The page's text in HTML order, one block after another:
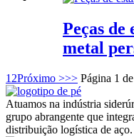
Peças de
metal
1 2Próximo >>> Página 1
Atuamos na indústria
grupo abrangente que
distribuição logística de aço.